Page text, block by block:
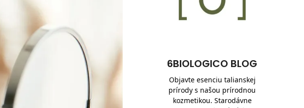
6BIOLOGICO BLOG
Objavte esenciu talianskej
prírody s našou prírodnou
kozmetikou. Starodávne